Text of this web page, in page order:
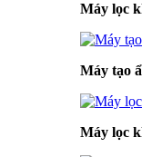
Máy lọc
Máy tạo
Máy lọc